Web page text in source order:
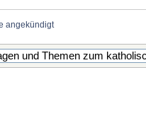
angekündigt